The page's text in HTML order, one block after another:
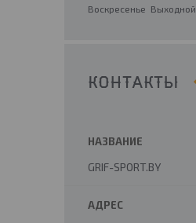
Воскресенье Выходной
КОНТАКТЫ
GRIF-SPORT.BY